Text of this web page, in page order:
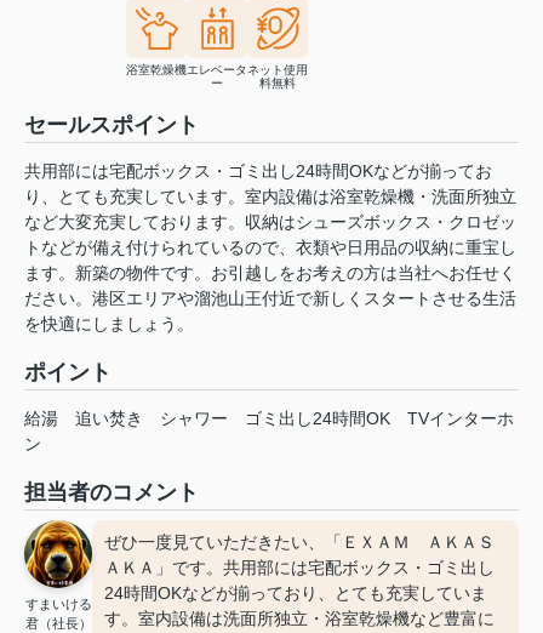
浴室乾燥機エレベータ
ー
ネット使用
料無料
セールスポイント
共用部には宅配ボックス・ゴミ出し24時間OKなどが揃ってお
り、とても充実しています。室内設備は浴室乾燥機・洗面所独立
など大変充実しております。収納はシューズボックス・クロゼッ
トなどが備え付けられているので、衣類や日用品の収納に重宝し
ます。新築の物件です。お引越しをお考えの方は当社へお任せく
ださい。港区エリアや溜池山王付近で新しくスタートさせる生活
を快適にしましょう。
ポイント
給湯 追い焚き シャワー ゴミ出し24時間OK
TVインターホ
ン
担当者のコメント
すまいける
君（社長）
ぜひ一度見ていただきたい、「ＥＸＡＭ ＡＫＡＳ
ＡＫＡ」です。共用部には宅配ボックス・ゴミ出し
24時間OKなどが揃っており、とても充実していま
す。室内設備は洗面所独立・浴室乾燥機など豊富に